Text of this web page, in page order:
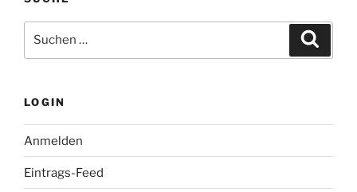
nach:
LOGIN
Anmelden
Eintrags-Feed